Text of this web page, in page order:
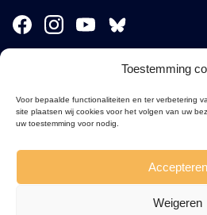
Toestemming
Voor bepaalde functionaliteiten en ter verbetering
site plaatsen wij cookies voor het volgen van uw
uw toestemming voor nodig.
Accepteren
Weigeren